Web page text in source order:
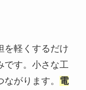
を軽くするだけ
です。小さな工
がります。 電